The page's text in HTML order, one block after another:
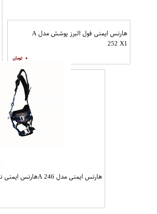
هارنس ایمنی فول البرز پوشش مدل A
252 X1
۰
هارنس ایمنی مدل A 246هارنس ایمنی نیم تنه البرز پوشش مدل A 246